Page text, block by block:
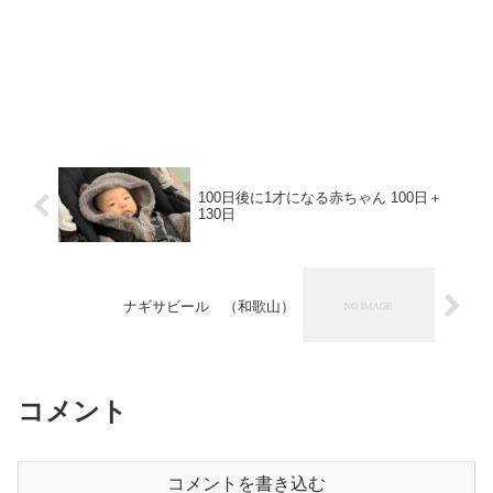
100日後に1才になる赤ちゃん 100日＋
130日
ナギサビール （和歌山）
コメント
コメントを書き込む